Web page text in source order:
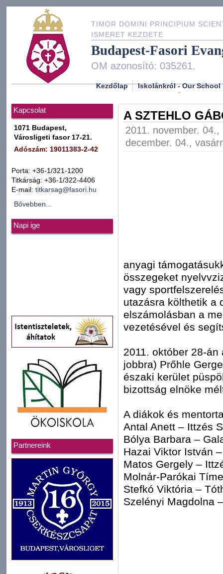
TIMOR DOMINI PRINCIPIUM
ISMERET KEZDETE
Budapest-Fasori
OM azonosító: 035261.
Kezdőlap Iskolánkról - Our School
Kapcsolat
1071 Budapest,
Városligeti fasor 17-21.
Adószám: 19011383-2-42
Porta: +36-1/321-1200
Titkárság: +36-1/322-4406
E-mail: titkarsag@fasori.hu
Bővebben...
Napi ige
Partnereink
A SZTEHLO
2011. november.
december. 04.,
anyagi
összegeket
vagy
utazásra költhetik a
elszámolásban a
vezetésével és
2011. október 28-
jobbra) Prőhle
északi kerület
bizottság elnöke
A diákok és
Antal Anett – Ittzés
Bólya Barbara –
Hazai Viktor István
Matos Gergely –
Molnár-Parókai
Stefkó Viktória –
Szelényi Magdolna